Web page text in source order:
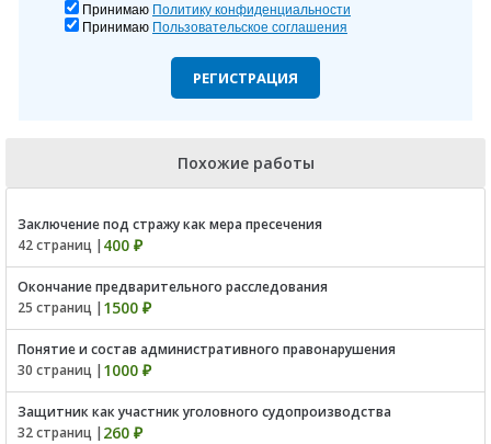
Принимаю Политику конфиденциальности
Принимаю Пользовательское соглашения
РЕГИСТРАЦИЯ
Похожие работы
Заключение под стражу как мера пресечения
42 страниц | 400 ₽
Окончание предварительного расследования
25 страниц | 1500 ₽
Понятие и состав административного правонарушения
30 страниц | 1000 ₽
Защитник как участник уголовного судопроизводства
32 страниц | 260 ₽